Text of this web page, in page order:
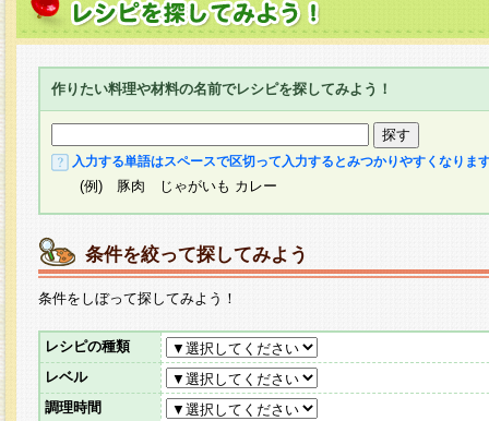
作りたい料理や材料の名前でレシピを探してみよう！
入力する単語はスペースで区切って入力するとみつかりやすくなりま
(例) 豚肉 じゃがいも カレー
条件を絞って探してみよう
条件をしぼって探してみよう！
レシピの種類
レベル
調理時間